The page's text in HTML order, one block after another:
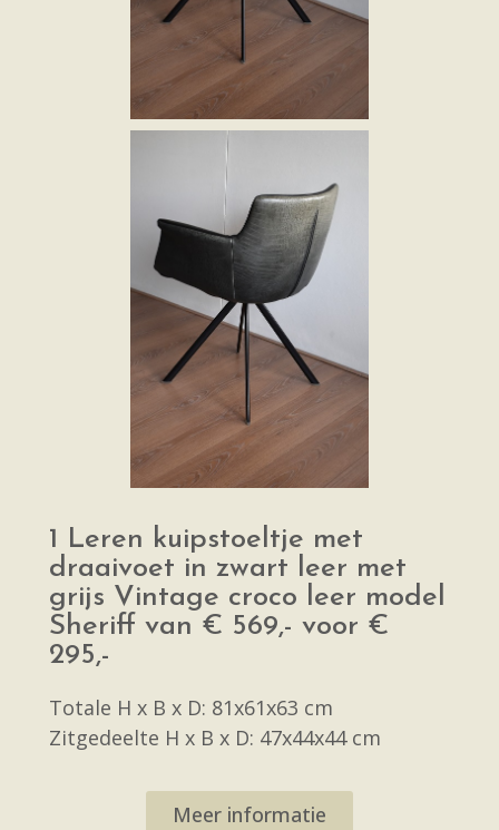
1 Leren kuipstoeltje met
draaivoet in zwart leer met
grijs Vintage croco leer model
Sheriff van € 569,- voor €
295,-
Totale H x B x D: 81x61x63 cm
Zitgedeelte H x B x D: 47x44x44 cm
Meer informatie